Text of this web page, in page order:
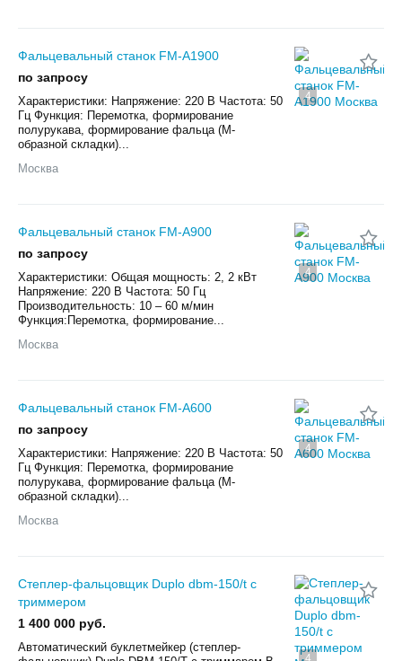
4
Фальцевальный станок FM-A1900
по запросу
Характеристики: Напряжение: 220 В Частота: 50
Гц Функция: Перемотка, формирование
полурукава, формирование фальца (М-
образной складки)...
Москва
4
Фальцевальный станок FM-A900
по запросу
Характеристики: Общая мощность: 2, 2 кВт
Напряжение: 220 В Частота: 50 Гц
Производительность: 10 – 60 м/мин
Функция:Перемотка, формирование...
Москва
4
Фальцевальный станок FM-A600
по запросу
Характеристики: Напряжение: 220 В Частота: 50
Гц Функция: Перемотка, формирование
полурукава, формирование фальца (М-
образной складки)...
Москва
4
Степлер-фальцовщик Duplo dbm-150/t с
триммером
1 400 000 руб.
Автоматический буклетмейкер (степлер-